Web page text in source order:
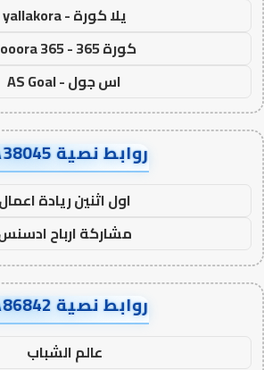
يلا كورة - yallakora
كورة 365 - kooora 365
اس جول - AS Goal
روابط نصية AA38045
اول اثنين ريادة اعمال
مشاركة ارباح
روابط نصية AA86842
عالم الشباب